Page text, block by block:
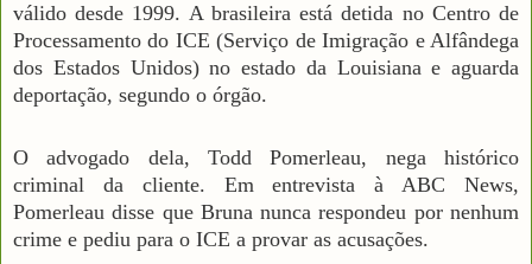
válido desde 1999. A brasileira está detida no Centro de
Processamento do ICE (Serviço de Imigração e Alfândega
dos Estados Unidos) no estado da Louisiana e aguarda
deportação, segundo o órgão.
O advogado dela, Todd Pomerleau, nega histórico
criminal da cliente. Em entrevista à ABC News,
Pomerleau disse que Bruna nunca respondeu por nenhum
crime e pediu para o ICE a provar as acusações.